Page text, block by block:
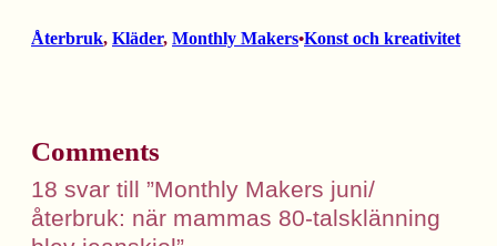
Återbruk, Kläder, Monthly Makers•Konst och kreativitet
Comments
18 svar till ”Monthly Makers juni/
återbruk: när mammas 80-talsklänning